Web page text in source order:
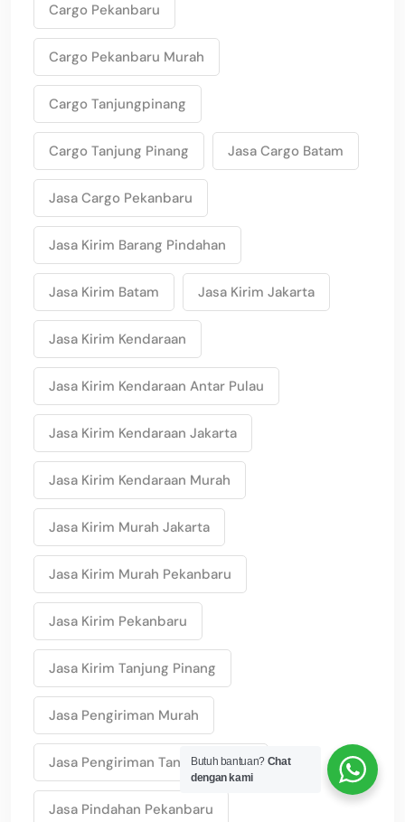
Cargo Pekanbaru
Cargo Pekanbaru Murah
Cargo Tanjungpinang
Cargo Tanjung Pinang Jasa Cargo Batam
Jasa Cargo Pekanbaru
Jasa Kirim Barang Pindahan
Jasa Kirim Batam Jasa Kirim Jakarta
Jasa Kirim Kendaraan
Jasa Kirim Kendaraan Antar Pulau
Jasa Kirim Kendaraan Jakarta
Jasa Kirim Kendaraan Murah
Jasa Kirim Murah Jakarta
Jasa Kirim Murah Pekanbaru
Jasa Kirim Pekanbaru
Jasa Kirim Tanjung Pinang
Jasa Pengiriman Murah
Jasa Pengiriman Tanjungpinang
Jasa Pindahan Pekanbaru
Butuh bantuan? Chat
dengan kami